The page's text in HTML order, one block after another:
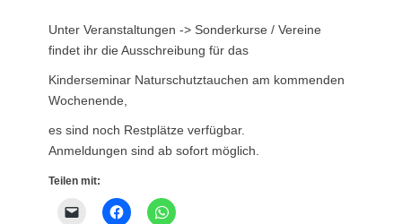
Unter Veranstaltungen -> Sonderkurse / Vereine
findet ihr die Ausschreibung für das
Kinderseminar Naturschutztauchen am kommenden
Wochenende,
es sind noch Restplätze verfügbar.
Anmeldungen sind ab sofort möglich.
Teilen mit: